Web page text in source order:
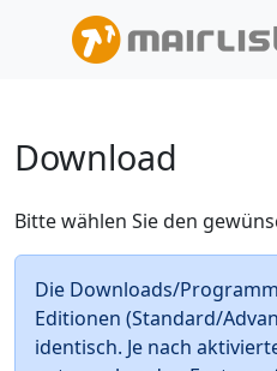
Download
Bitte wählen Sie den
Die Downloads/
Editionen (Standard/
identisch. Je nach